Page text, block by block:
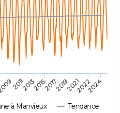
à Manvieux Tendance
20112013201520172019202120222024